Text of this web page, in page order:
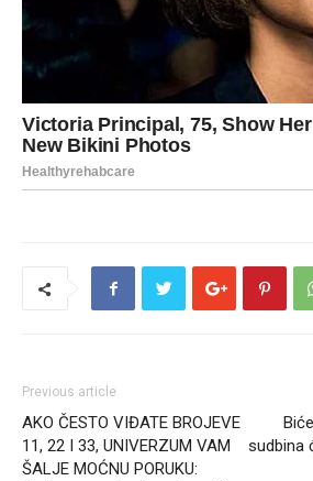
Previous article
AKO ČESTO VIĐATE BROJEVE
11, 22 I 33, UNIVERZUM VAM
ŠALJE MOĆNU PORUKU:
sudbina